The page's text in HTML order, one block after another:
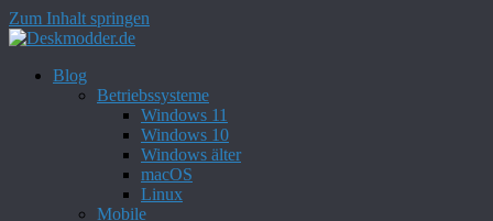
Zum Inhalt springen
Blog
Betriebssysteme
Windows 11
Windows 10
Windows älter
macOS
Linux
Mobile